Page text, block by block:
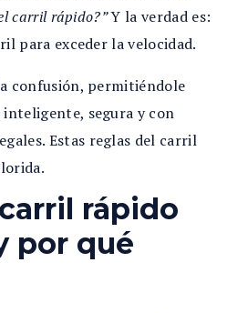
carril rápido?”Y la verdad es:
para exceder la velocidad.
confusión, permitiéndole
segura y con
Estas reglas del carril
rápido
por qué